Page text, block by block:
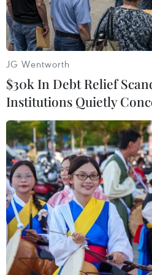
Edward Snowden, cựu nhân
Edward Snowden, cựu
ninh Quốc gia Mỹ (NSA),
trú sau khi tiết lộ thông tin
nghe lén hàng loạt của
chuẩn bị xuất bản một
JG Wentworth
$30k In Debt Relief
Institutions Quietly